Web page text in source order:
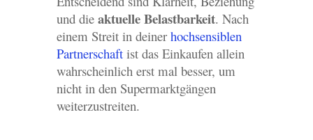
und die aktuelle Belastbarkeit. Nach
einem Streit in deiner hochsensiblen
Partnerschaftist das Einkaufen allein
wahrscheinlich erst mal besser, um
nicht in den Supermarktgängen
weiterzustreiten.